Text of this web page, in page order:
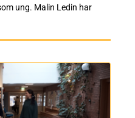
ung. Malin Ledin har